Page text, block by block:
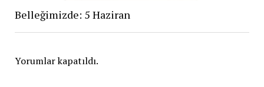
Belleğimizde: 5 Haziran
Yorumlar kapatıldı.